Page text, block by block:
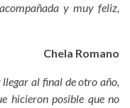
y muy feliz,
Chela Romano
al final de otro año,
hicieron posible que no